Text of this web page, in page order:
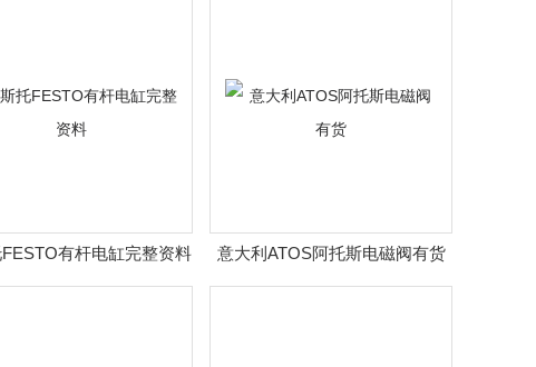
有杆电缸完整资料 意大利ATOS阿托斯电磁阀有货